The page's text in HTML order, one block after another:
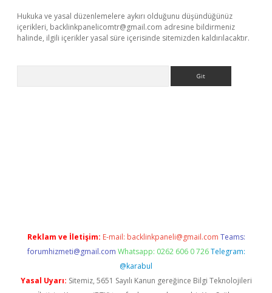
Hukuka ve yasal düzenlemelere aykırı olduğunu düşündüğünüz
içerikleri, backlinkpanelicomtr@gmail.com adresine bildirmeniz
halinde, ilgili içerikler yasal süre içerisinde sitemizden kaldırılacaktır.
Reklam ve İletişim: E-mail: backlinkpaneli@gmail.com Teams:
forumhizmeti@gmail.com Whatsapp: 0262 606 0 726 Telegram:
@karabul
Yasal Uyarı: Sitemiz, 5651 Sayılı Kanun gereğince Bilgi Teknolojileri